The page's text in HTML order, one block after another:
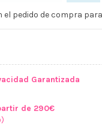
pedido de compra
Garantizada
de 290€